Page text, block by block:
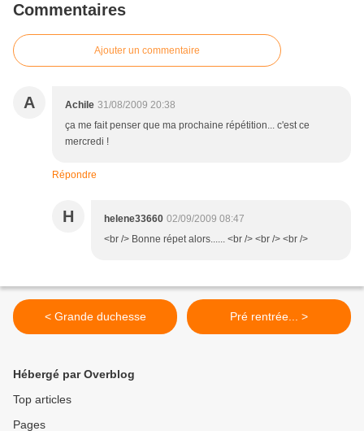
Commentaires
Ajouter un commentaire
A Achile 31/08/2009 20:38
ça me fait penser que ma prochaine répétition... c'est ce
mercredi !
Répondre
H helene33660 02/09/2009 08:47
<br /> Bonne répet alors...... <br /> <br /> <br />
< Grande duchesse Pré rentrée... >
Hébergé par Overblog
Top articles
Pages